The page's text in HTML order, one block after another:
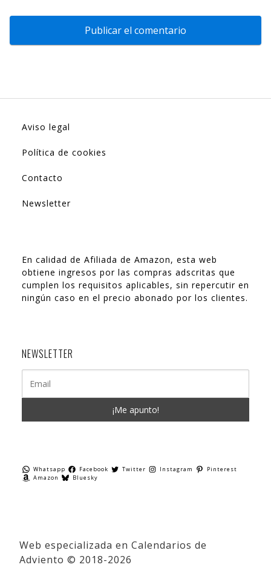
Aviso legal
Política de cookies
Contacto
Newsletter
En calidad de Afiliada de Amazon, esta web
obtiene ingresos por las compras adscritas que
cumplen los requisitos aplicables, sin repercutir en
ningún caso en el precio abonado por los clientes.
NEWSLETTER
Whatsapp Facebook Twitter Instagram
Pinterest
Amazon
Bluesky
Web especializada en Calendarios de
Adviento © 2018-2026